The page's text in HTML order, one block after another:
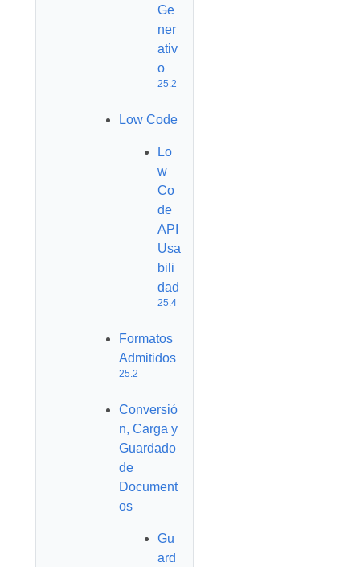
Ge
ner
ativ
o
25.2
Low Code
Lo
w
Co
de
API
Usa
bili
dad
25.4
Formatos
Admitidos
25.2
Conversió
n, Carga y
Guardado
de
Document
os
Gu
ard